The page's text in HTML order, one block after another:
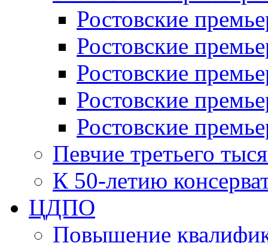
Ростовские
Ростовские
Ростовские
Ростовские
Ростовские
Певчие третьего
К 50-летию
ЦДПО
Повышение